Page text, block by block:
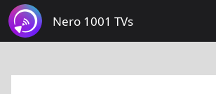
Nero 1001 TVs